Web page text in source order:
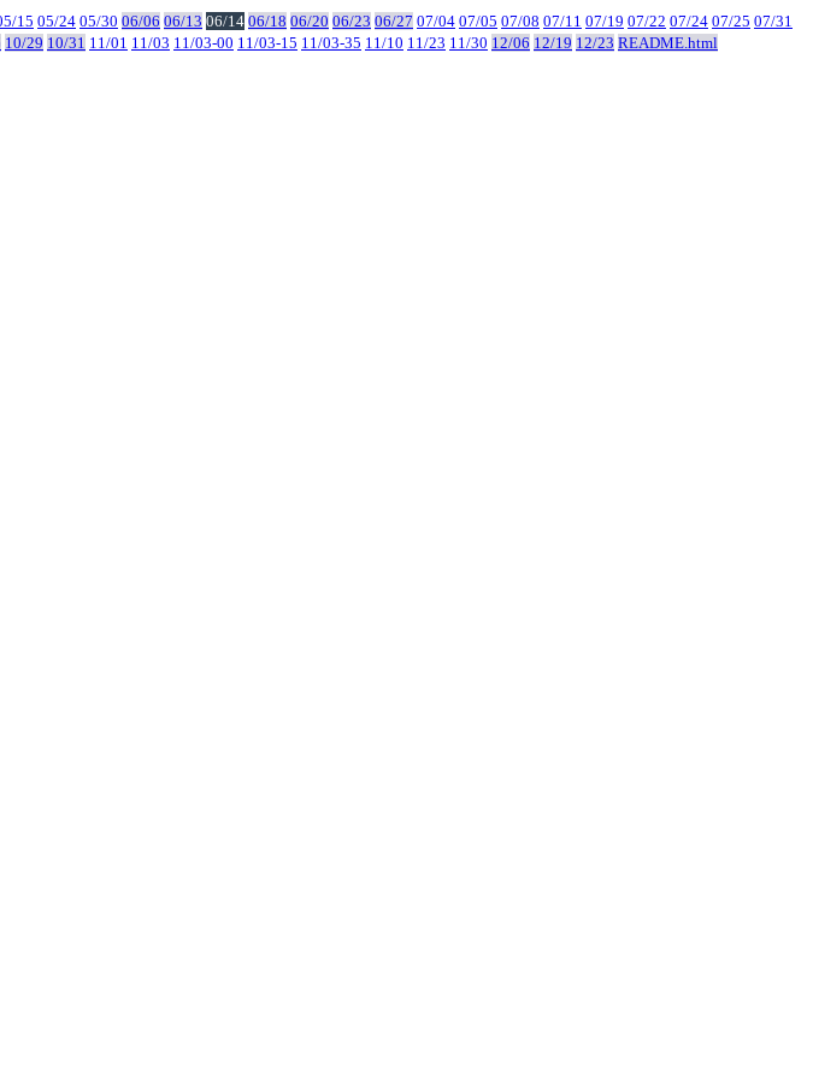
15 05/24 05/30 06/06 06/13 06/14 06/18 06/20 06/23 06/27 07/04 07/05 07/08 07/11 07/19 07/22 07/24 07/25 07/31
10/29 10/31 11/01 11/03 11/03-00 11/03-15 11/03-35 11/10 11/23 11/30 12/06 12/19 12/23 README.html